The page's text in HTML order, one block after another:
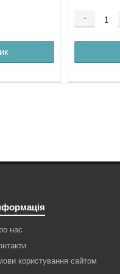
-
нас
користування сайтом